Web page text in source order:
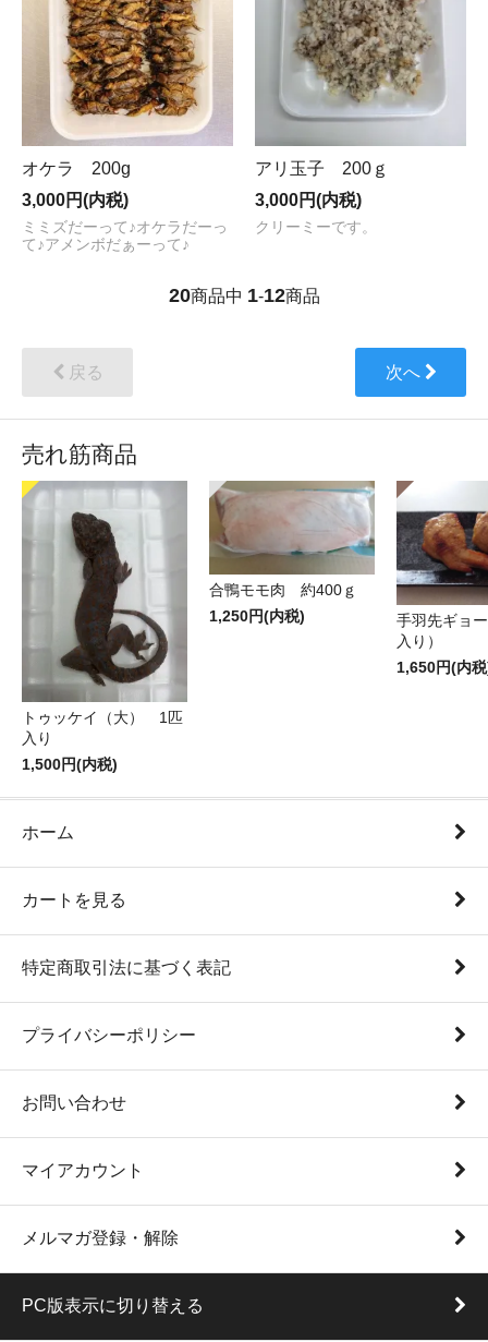
オケラ 200g
3,000円(内税)
ミミズだーって♪オケラだーっ
て♪アメンボだぁーって♪
アリ玉子 200ｇ
3,000円(内税)
クリーミーです。
20商品中 1-12商品
戻る 次へ
売れ筋商品
トゥッケイ（大） 1匹
入り
1,500円(内税)
合鴨モモ肉 約400ｇ
1,250円(内税)
手羽先ギョ
入り）
1,650円(内
ホーム
カートを見る
特定商取引法に基づく表記
プライバシーポリシー
お問い合わせ
マイアカウント
メルマガ登録・解除
PC版表示に切り替える